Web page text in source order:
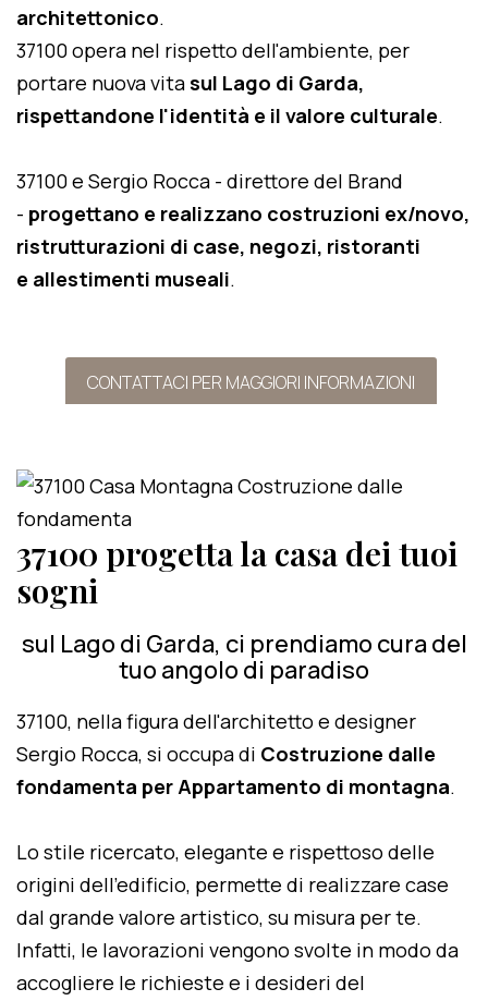
architettonico.
37100 opera nel rispetto dell'ambiente, per
portare nuova vitasul Lago di Garda,
rispettandone l'identità e il valore culturale.
37100 e Sergio Rocca - direttore del Brand
- progettano e realizzano costruzioni ex/novo,
ristrutturazioni di case, negozi, ristoranti
e allestimenti museali.
CONTATTACI PER MAGGIORI INFORMAZIONI
37100 progetta la casa dei tuoi
sogni
sul Lago di Garda, ci prendiamo cura del
tuo angolo di paradiso
37100, nella figura dell'architetto e designer
Sergio Rocca, si occupa di Costruzione dalle
fondamenta per Appartamento di montagna.
Lo stile ricercato, elegante e rispettoso delle
origini dell'edificio, permette di realizzare case
dal grande valore artistico, su misura per te.
Infatti, le lavorazioni vengono svolte in modo da
accogliere le richieste e i desideri del